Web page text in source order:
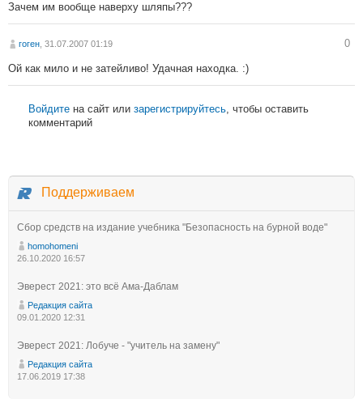
Зачем им вообще наверху шляпы???
гоген , 31.07.2007 01:19 0
Ой как мило и не затейливо! Удачная находка. :)
Войдите на сайт или зарегистрируйтесь, чтобы оставить
комментарий
Поддерживаем
Сбор средств на издание учебника "Безопасность на бурной воде"
homohomeni
26.10.2020 16:57
Эверест 2021: это всё Ама-Даблам
Редакция сайта
09.01.2020 12:31
Эверест 2021: Лобуче - "учитель на замену"
Редакция сайта
17.06.2019 17:38